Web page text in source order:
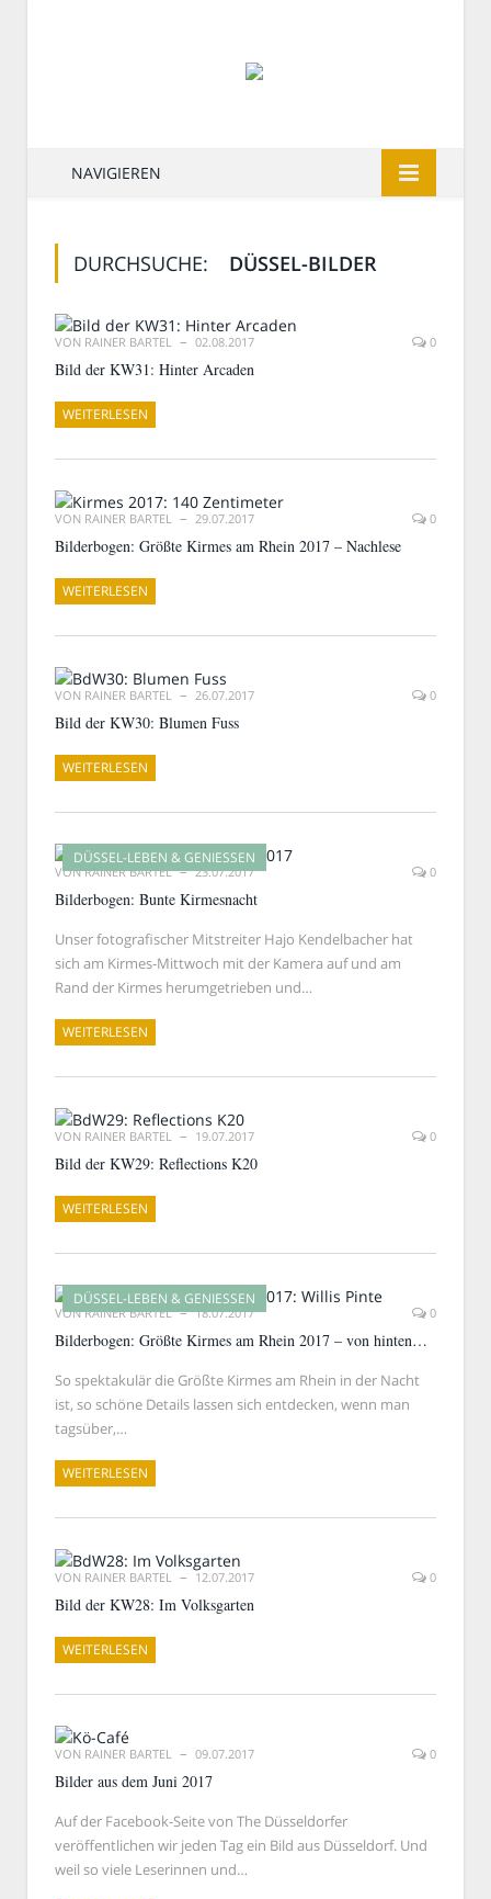
NAVIGIEREN
DURCHSUCHE: DÜSSEL-BILDER
VON RAINER BARTEL 02.08.2017 0
Bild der KW31: Hinter Arcaden
WEITERLESEN
VON RAINER BARTEL 29.07.2017 0
Bilderbogen: Größte Kirmes am Rhein 2017 – Nachlese
WEITERLESEN
VON RAINER BARTEL 26.07.2017 0
Bild der KW30: Blumen Fuss
WEITERLESEN
DÜSSEL-LEBEN & GENIESSEN
VONRAINER BARTEL 23.07.2017 0
Bilderbogen: Bunte Kirmesnacht
Unser fotografischer Mitstreiter Hajo Kendelbacher hat
sich am Kirmes-Mittwoch mit der Kamera auf und am
Rand der Kirmes herumgetrieben und…
WEITERLESEN
VON RAINER BARTEL 19.07.2017 0
Bild der KW29: Reflections K20
WEITERLESEN
DÜSSEL-LEBEN & GENIESSEN
VONRAINER BARTEL 18.07.2017 0
Bilderbogen: Größte Kirmes am Rhein 2017 – von hinten…
So spektakulär die Größte Kirmes am Rhein in der Nacht
ist, so schöne Details lassen sich entdecken, wenn man
tagsüber,…
WEITERLESEN
VON RAINER BARTEL 12.07.2017 0
Bild der KW28: Im Volksgarten
WEITERLESEN
VON RAINER BARTEL 09.07.2017 0
Bilder aus dem Juni 2017
Auf der Facebook-Seite von The Düsseldorfer
veröffentlichen wir jeden Tag ein Bild aus Düsseldorf. Und
weil so viele Leserinnen und…